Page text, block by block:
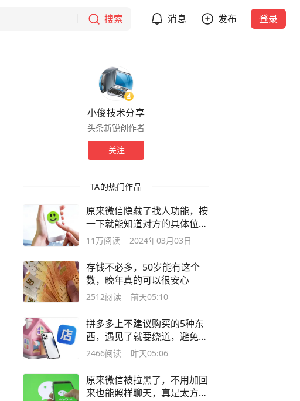
搜索 消息 发布 登录
小俊技术分享
头条新锐创作者
关注
TA的热门作品
原来微信隐藏了找人功能，按
一下就能知道对方的具体位
置，很实用
11万阅读 2024年03月03日
存钱不必多，50岁能有这个
数，晚年真的可以很安心
2512阅读 前天05:10
拼多多上不建议购买的5种东
西，遇见了就要绕道，避免被
坑被套路
2466阅读 昨天05:06
原来微信被拉黑了，不用加回
来也能照样聊天，真是太方便